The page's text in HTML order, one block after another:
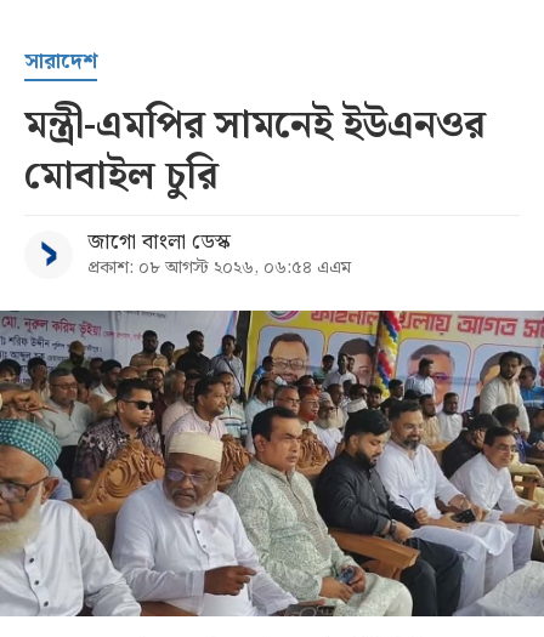
সারাদেশ
মন্ত্রী-এমপির সামনেই ইউএনওর
মোবাইল চুরি
জাগো বাংলা ডেস্ক
প্রকাশ: ০৮ আগস্ট ২০২৬, ০৬:৫৪ এএম